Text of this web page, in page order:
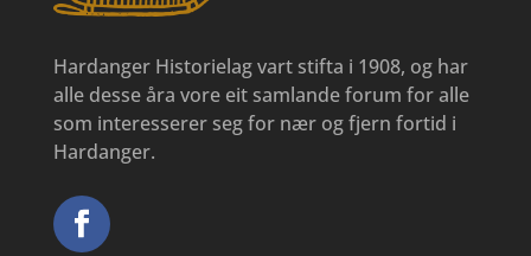
Hardanger Historielag vart stifta i 1908, og har
alle desse åra vore eit samlande forum for alle
som interesserer seg for nær og fjern fortid i
Hardanger.